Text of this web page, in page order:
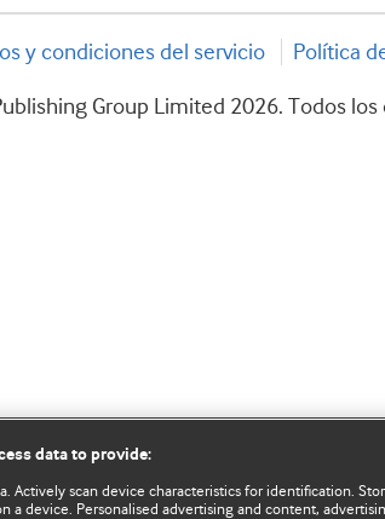
y condiciones del servicio Política
Group Limited 2026. Todos
data to provide:
Actively scan device characteristics for identification.
a device. Personalised advertising and content,